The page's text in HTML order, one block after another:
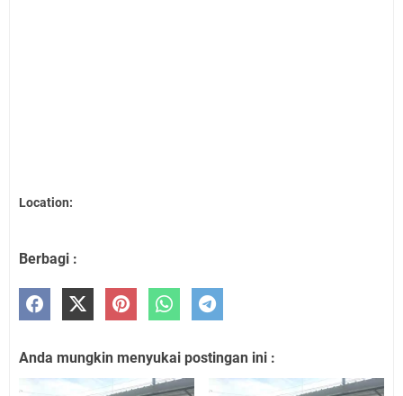
Location:
Berbagi :
Anda mungkin menyukai postingan ini :